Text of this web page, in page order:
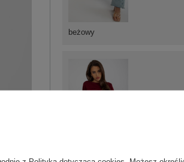
beżowy